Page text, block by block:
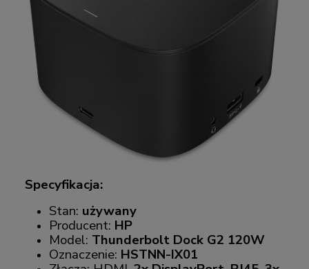
Specyfikacja:
Stan: używany
Producent: HP
Model: Thunderbolt Dock G2 120W
Oznaczenie: HSTNN-IX01